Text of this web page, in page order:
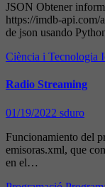
JSON Obtener
https://imdb-api.com/
de json usando
Ciència i Tecnologia
Radio Streaming
01/19/2022 sduro
Funcionamiento del
emisoras.xml, que
en el…